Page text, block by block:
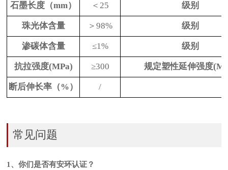
石墨长度（mm） ＜25 级别
珠光体含量 ＞98% 级别
渗碳体含量 ≤1% 级别
抗拉强度(MPa) ≥300 规定塑性延伸强度
断后伸长率（%） /
常见问题
1、你们是否有安环认证？